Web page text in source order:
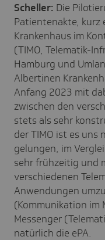
Scheller: Die
Patientenakte, kurz
Krankenhaus im
(TIMO, Telematik-
Hamburg und
Albertinen
Anfang 2023 mit
zwischen den
stets als sehr
der TIMO ist es uns
gelungen, im
sehr frühzeitig und
verschiedenen
Anwendungen
(Kommunikation im
Messenger
natürlich die ePA.